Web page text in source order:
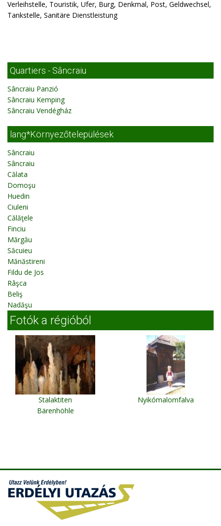
Verleihstelle, Touristik, Ufer, Burg, Denkmal, Post, Geldwechsel,
Tankstelle, Sanitäre Dienstleistung
Quartiers - Sâncraiu
Sâncraiu Panzió
Sâncraiu Kemping
Sâncraiu Vendégház
lang*Környezőtelepülések
Sâncraiu
Sâncraiu
Călata
Domoşu
Huedin
Ciuleni
Călăţele
Finciu
Mărgău
Săcuieu
Mănăstireni
Fildu de Jos
Râşca
Beliş
Nadăşu
Fotók a régióból
Stalaktiten
Bärenhöhle
Nyikómalomfalva